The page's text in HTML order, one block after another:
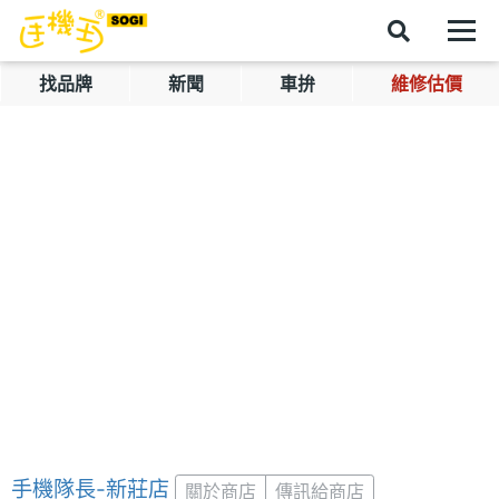
找品牌 新聞 車拚 維修估價
手機隊長-新莊店 關於商店 傳訊給商店